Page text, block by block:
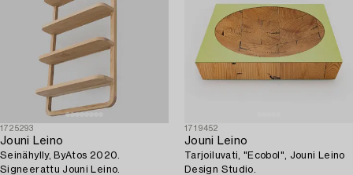
1725293
Jouni Leino
Seinähylly, ByAtos 2020.
Signeerattu Jouni Leino.
1719452
Jouni Leino
Tarjoiluvati, "Ecobol", Jouni Leino
Design Studio.